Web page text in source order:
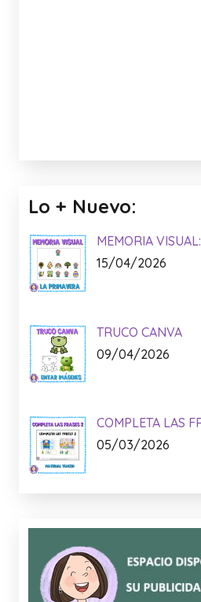
Lo + Nuevo:
MEMORIA
15/04/2026
TRUCO CANVA
09/04/2026
COMPLETA LAS
05/03/2026